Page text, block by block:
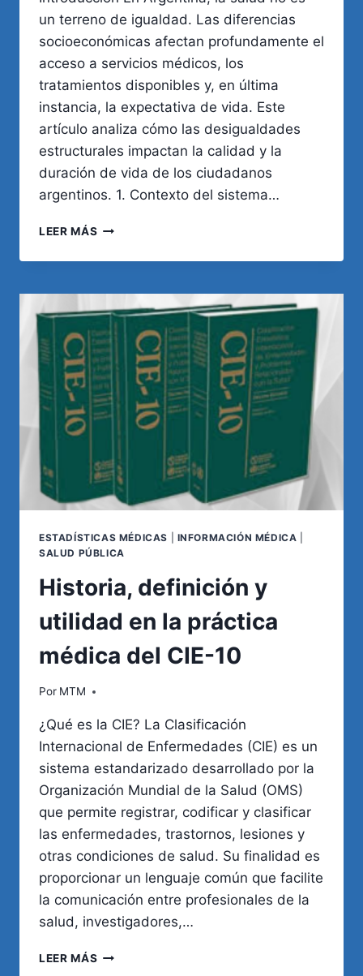
un terreno de igualdad. Las diferencias
socioeconómicas afectan profundamente el
acceso a servicios médicos, los
tratamientos disponibles y, en última
instancia, la expectativa de vida. Este
artículo analiza cómo las desigualdades
estructurales impactan la calidad y la
duración de vida de los ciudadanos
argentinos. 1. Contexto del sistema…
LEER MÁS ¿CÓMO
LA
MÉDICA
ENTRE
RICOS
Y
POBRES
EN
ARGENTINA?
ESTADÍSTICAS MÉDICAS INFORMACIÓN MÉDICA
SALUD PÚBLICA
Historia, definición y
utilidad en la práctica
médica del CIE-10
Por MTM
¿Qué es la CIE? La Clasificación
Internacional de Enfermedades (CIE) es un
sistema estandarizado desarrollado por la
Organización Mundial de la Salud (OMS)
que permite registrar, codificar y clasificar
las enfermedades, trastornos, lesiones y
otras condiciones de salud. Su finalidad es
proporcionar un lenguaje común que facilite
la comunicación entre profesionales de la
salud, investigadores,…
LEER MÁS HISTORIA,